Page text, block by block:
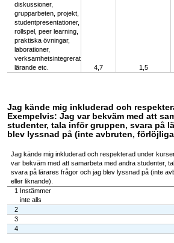
diskussioner,
grupparbeten, projekt,
studentpresentationer,
rollspel, peer learning,
praktiska övningar,
laborationer,
verksamhetsintegrerat
lärande etc.
4,7 1,5
Jag kände mig inkluderad och
Exempelvis: Jag var bekväm med att
studenter, tala inför gruppen, svara på
blev lyssnad på (inte avbruten,
Jag kände mig inkluderad och respekterad under
var bekväm med att samarbeta med andra studenter,
svara på lärares frågor och jag blev lyssnad på (inte
eller liknande).
1 Instämmer
inte alls
2
3
4